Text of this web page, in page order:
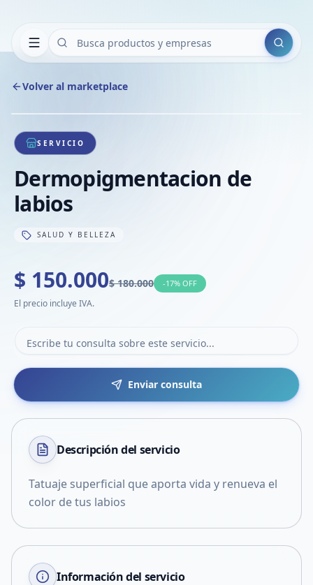
Buscar
Volver al marketplace
1/1
SERVICIO
Dermopigmentacion de
labios
SALUD Y BELLEZA
$ 150.000$ 180.000 -17% OFF
El precio incluye IVA.
Enviar consulta
Descripción del servicio
Tatuaje superficial que aporta vida y renueva el
color de tus labios
Información del servicio